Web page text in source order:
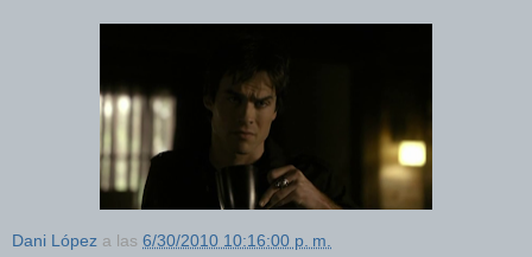
Dani López a las 6/30/2010 10:16:00 p. m.